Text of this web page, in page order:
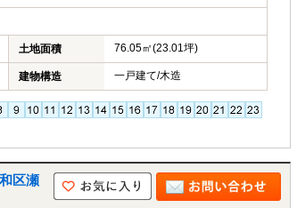
土地面積 76.05㎡(23.01坪)
建物構造 一戸建て/木造
区瀬